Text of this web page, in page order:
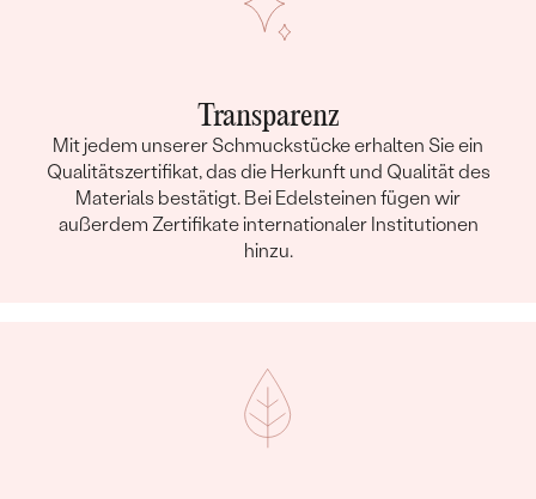
Transparenz
Mit jedem unserer Schmuckstücke erhalten Sie ein
Qualitätszertifikat, das die Herkunft und Qualität des
Materials bestätigt. Bei Edelsteinen fügen wir
außerdem Zertifikate internationaler Institutionen
hinzu.